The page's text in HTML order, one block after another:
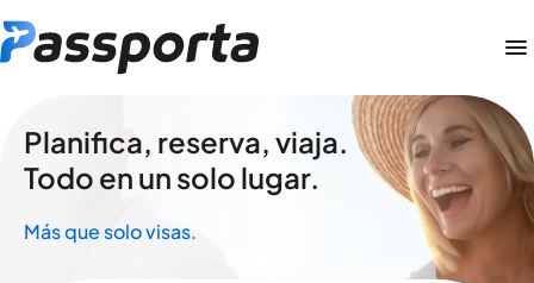
Planifica, reserva, viaja.
Todo en un solo lugar.
Más que solo visas.